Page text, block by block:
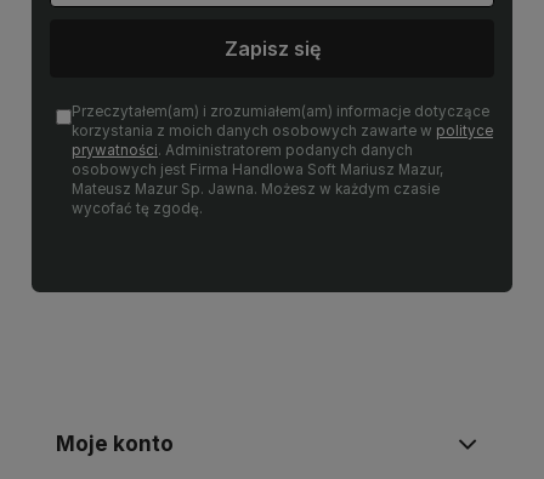
Zapisz się
Przeczytałem(am) i zrozumiałem(am) informacje dotyczące
korzystania z moich danych osobowych zawarte w polityce
prywatności. Administratorem podanych danych
osobowych jest Firma Handlowa Soft Mariusz Mazur,
Mateusz Mazur Sp. Jawna. Możesz w każdym czasie
wycofać tę zgodę.
Moje konto